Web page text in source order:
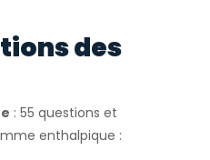
des
: 55 questions et
enthalpique :